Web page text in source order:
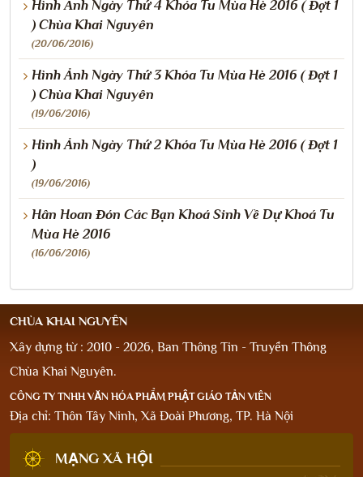
Hình Ảnh Ngày Thứ 4 Khóa Tu Mùa Hè 2016 ( Đợt 1
) Chùa Khai Nguyên
(20/06/2016)
Hình Ảnh Ngày Thứ 3 Khóa Tu Mùa Hè 2016 ( Đợt 1
) Chùa Khai Nguyên
(19/06/2016)
Hình Ảnh Ngày Thứ 2 Khóa Tu Mùa Hè 2016 ( Đợt 1
)
(19/06/2016)
Hân Hoan Đón Các Bạn Khoá Sinh Về Dự Khoá Tu
Mùa Hè 2016
(16/06/2016)
CHÙA KHAI NGUYÊN
Xây dựng từ : 2010 - 2026, Ban Thông Tin - Truyền Thông
Chùa Khai Nguyên.
CÔNG TY TNHH VĂN HÓA PHẨM PHẬT GIÁO TẢN VIÊN
Địa chỉ: Thôn Tây Ninh, Xã Đoài Phương, TP. Hà Nội
MẠNG XÃ HỘI